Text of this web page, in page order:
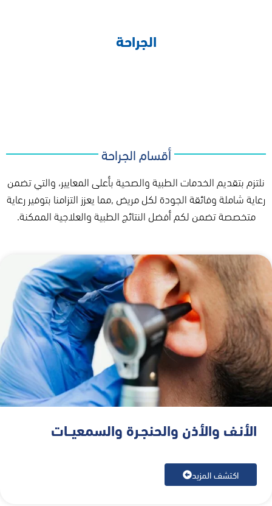
الجراحة
أقسام الجراحة
نلتزم بتقديم الخدمات الطبية والصحية بأعلى المعايير، والتي تضمن
رعاية شاملة وفائقة الجودة لكل مريض ,مما يعزز التزامنا بتوفير رعاية
متخصصة تضمن لكم أفضل النتائج الطبية والعلاجية الممكنة.
الأنـف والأذن والحنجـرة والسمعيــات
اكتشف المزيد